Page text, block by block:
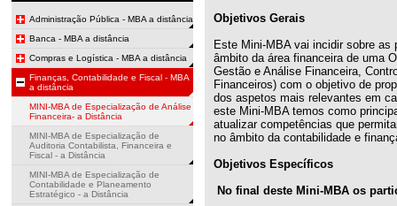
Administração Pública - MBA a distância
Banca - MBA a distância
Compras e Logística - MBA a distância
Finanças, Contabilidade e Fiscal - MBA
a distância
MINI-MBA de Especialização de Análise
Financeira- a Distância
MINI-MBA de Especialização de
Auditoria Contabilista, Financeira e
Fiscal - a Distância
MINI-MBA de Especialização de
Contabilidade e Planeamento
Estratégico - a Distância
Objetivos Gerais
Este Mini-MBA vai incidir sobre
âmbito da área financeira de uma
Gestão e Análise Financeira,
Financeiros) com o objetivo de
dos aspetos mais relevantes em
este Mini-MBA temos como
atualizar competências que
no âmbito da contabilidade e
Objetivos Específicos
No final deste Mini-MBA os